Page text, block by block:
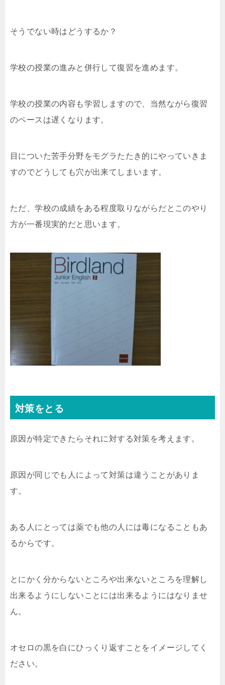
そうでない時はどうするか？
学校の授業の進みと併行して復習を進めます。
学校の授業の内容も学習しますので、当然ながら復習
のペースは遅くなります。
目についた苦手分野をモグラたたき的にやっていきま
すのでどうしても穴が出来てしまいます。
ただ、学校の成績をある程度取りながらだとこのやり
方が一番現実的だと思います。
対策をとる
原因が特定できたらそれに対する対策を考えます。
原因が同じでも人によって対策は違うことがありま
す。
ある人にとっては薬でも他の人には毒になることもあ
るからです。
とにかく分からないところや出来ないところを理解し
出来るようにしないことには出来るようにはなりませ
ん。
オセロの黒を白にひっくり返すことをイメージしてく
ださい。